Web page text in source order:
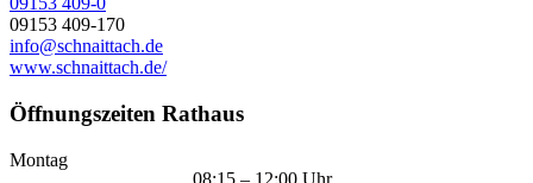
09153 409-170
info@schnaittach.de
www.schnaittach.de/
Öffnungszeiten Rathaus
Montag
08:15 – 12:00 Uhr